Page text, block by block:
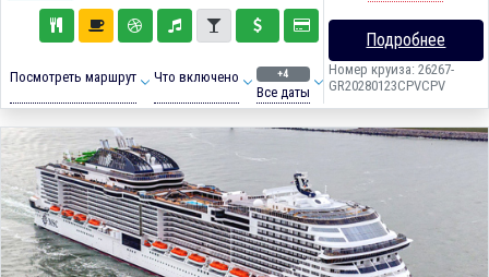
Посмотреть маршрут Что включено +4
Все даты
Подробнее
Номер круиза: 26267-
GR20280123CPVCPV